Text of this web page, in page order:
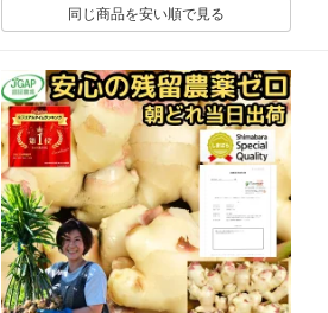
同じ商品を安い順で見る